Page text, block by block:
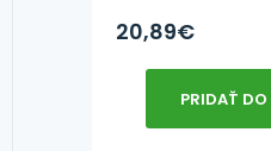
20,89€
PRIDAŤ